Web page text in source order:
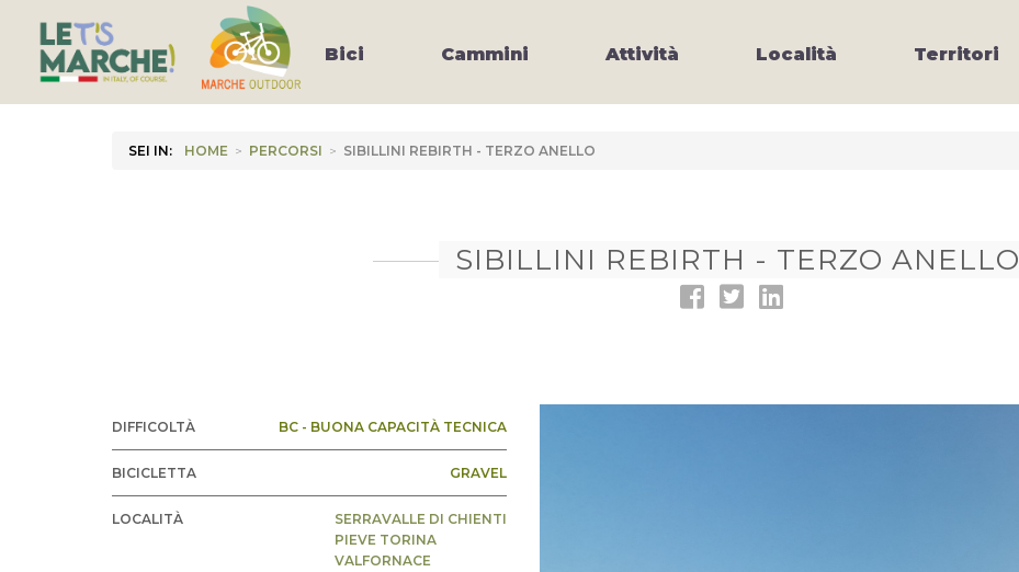
Bici Cammini Attività Località Territori
SEI IN: HOME > PERCORSI > SIBILLINI REBIRTH - TERZO ANELLO
SIBILLINI REBIRTH - TERZO ANELLO
DIFFICOLTÀ BC - BUONA CAPACITÀ TECNICA
BICICLETTA GRAVEL
LOCALITÀ
SERRAVALLE DI CHIENTI
PIEVE TORINA
VALFORNACE